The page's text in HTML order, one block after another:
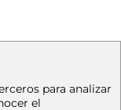
para analizar
el